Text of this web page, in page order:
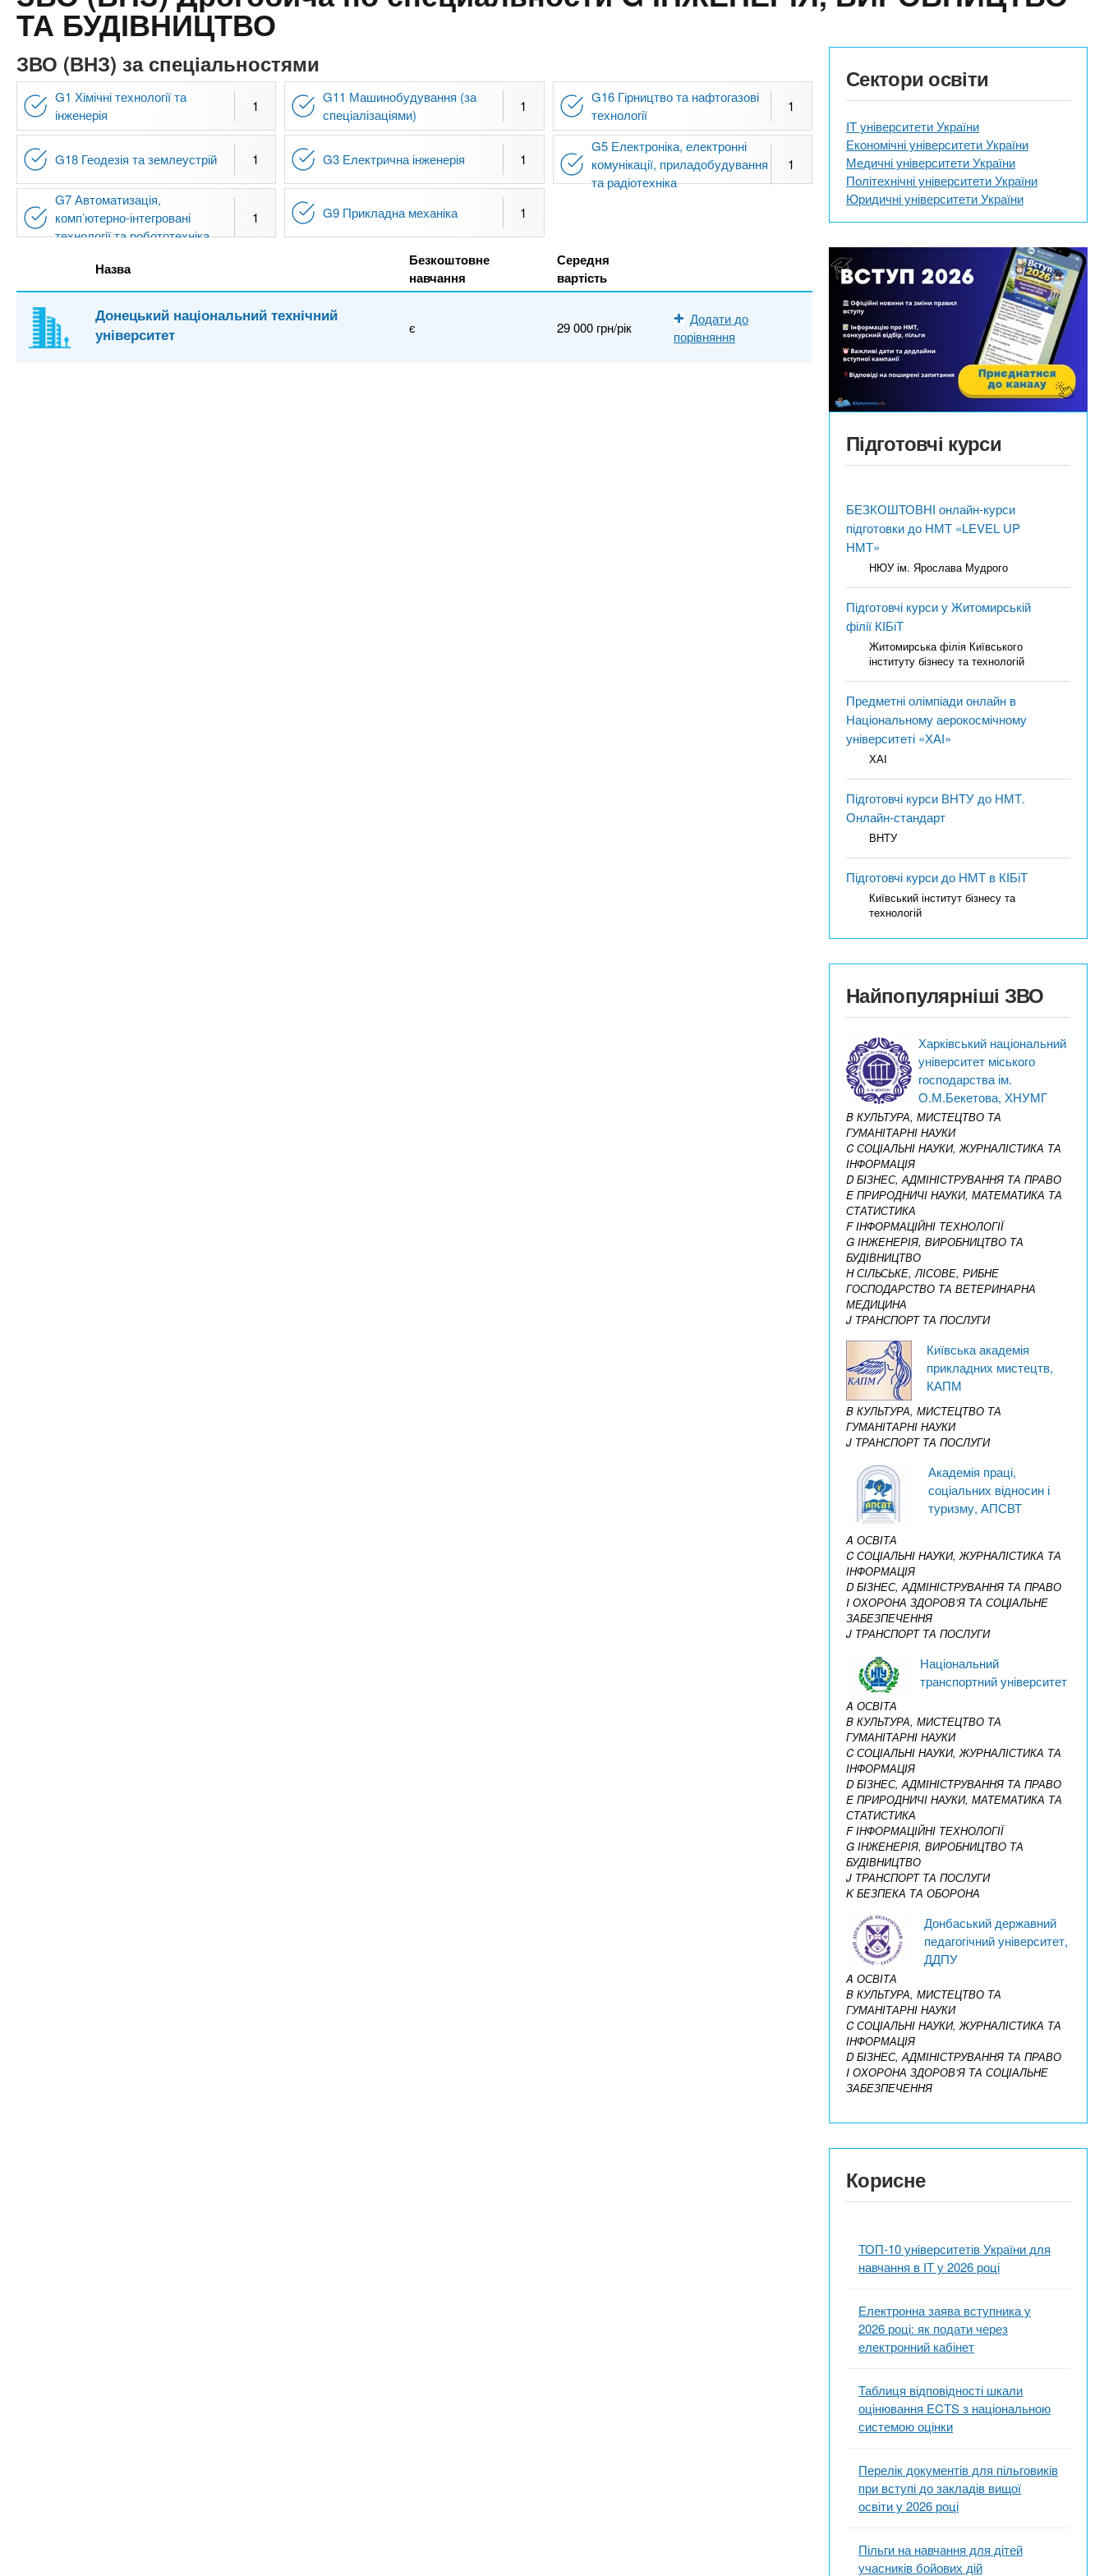
n
t
s
.
i
n
f
o
и
х
з
а
к
л
а
д
і
в
ТА БУДІВНИЦТВО
ЗВО (ВНЗ) за спеціальностями
G1 Хімічні технології та
інженерія
1
G11 Машинобудування (за
спеціалізаціями)
1
G16 Гірництво та нафтогазові
технології
1
G18 Геодезія та землеустрій 1 G3 Електрична інженерія 1
G5 Електроніка, електронні
комунікації, приладобудування
та радіотехніка
1
G7 Автоматизація,
комп’ютерно-інтегровані
технології та робототехніка
1 G9 Прикладна механіка 1
Назва
Безкоштовне
навчання
Середня
вартість
Донецький національний технічний
університет
є 29 000 грн/рік
Додати до
порівняння
Сектори освіти
IT університети України
Економічні університети України
Медичні університети України
Політехнічні університети України
Юридичні університети України
Підготовчі курси
БЕЗКОШТОВНІ онлайн-курси
підготовки до НМТ «LEVEL UP
НМТ»
НЮУ ім. Ярослава Мудрого
Підготовчі курси у Житомирській
філії КІБіТ
Житомирська філія Київського
інституту бізнесу та технологій
Предметні олімпіади онлайн в
Національному аерокосмічному
університеті «ХАІ»
ХАІ
Підготовчі курси ВНТУ до НМТ.
Онлайн-стандарт
ВНТУ
Підготовчі курси до НМТ в КІБіТ
Київський інститут бізнесу та
технологій
Найпопулярніші ЗВО
Харківський національний
університет міського
господарства ім.
О.М.Бекетова, ХНУМГ
B КУЛЬТУРА, МИСТЕЦТВО ТА
ГУМАНІТАРНІ НАУКИ
C СОЦІАЛЬНІ НАУКИ, ЖУРНАЛІСТИКА ТА
ІНФОРМАЦІЯ
D БІЗНЕС, АДМІНІСТРУВАННЯ ТА ПРАВО
E ПРИРОДНИЧІ НАУКИ, МАТЕМАТИКА ТА
СТАТИСТИКА
F ІНФОРМАЦІЙНІ ТЕХНОЛОГІЇ
G ІНЖЕНЕРІЯ, ВИРОБНИЦТВО ТА
БУДІВНИЦТВО
H СІЛЬСЬКЕ, ЛІСОВЕ, РИБНЕ
ГОСПОДАРСТВО ТА ВЕТЕРИНАРНА
МЕДИЦИНА
J ТРАНСПОРТ ТА ПОСЛУГИ
Київська академія
прикладних мистецтв,
КАПМ
B КУЛЬТУРА, МИСТЕЦТВО ТА
ГУМАНІТАРНІ НАУКИ
J ТРАНСПОРТ ТА ПОСЛУГИ
Академія праці,
соціальних відносин і
туризму, АПСВТ
A ОСВІТА
C СОЦІАЛЬНІ НАУКИ, ЖУРНАЛІСТИКА ТА
ІНФОРМАЦІЯ
D БІЗНЕС, АДМІНІСТРУВАННЯ ТА ПРАВО
I ОХОРОНА ЗДОРОВ’Я ТА СОЦІАЛЬНЕ
ЗАБЕЗПЕЧЕННЯ
J ТРАНСПОРТ ТА ПОСЛУГИ
Національний
транспортний університет
A ОСВІТА
B КУЛЬТУРА, МИСТЕЦТВО ТА
ГУМАНІТАРНІ НАУКИ
C СОЦІАЛЬНІ НАУКИ, ЖУРНАЛІСТИКА ТА
ІНФОРМАЦІЯ
D БІЗНЕС, АДМІНІСТРУВАННЯ ТА ПРАВО
E ПРИРОДНИЧІ НАУКИ, МАТЕМАТИКА ТА
СТАТИСТИКА
F ІНФОРМАЦІЙНІ ТЕХНОЛОГІЇ
G ІНЖЕНЕРІЯ, ВИРОБНИЦТВО ТА
БУДІВНИЦТВО
J ТРАНСПОРТ ТА ПОСЛУГИ
K БЕЗПЕКА ТА ОБОРОНА
Донбаський державний
педагогічний університет,
ДДПУ
A ОСВІТА
B КУЛЬТУРА, МИСТЕЦТВО ТА
ГУМАНІТАРНІ НАУКИ
C СОЦІАЛЬНІ НАУКИ, ЖУРНАЛІСТИКА ТА
ІНФОРМАЦІЯ
D БІЗНЕС, АДМІНІСТРУВАННЯ ТА ПРАВО
I ОХОРОНА ЗДОРОВ’Я ТА СОЦІАЛЬНЕ
ЗАБЕЗПЕЧЕННЯ
Корисне
ТОП-10 університетів України для
навчання в ІТ у 2026 році
Електронна заява вступника у
2026 році: як подати через
електронний кабінет
Таблиця відповідності шкали
оцінювання ECTS з національною
системою оцінки
Перелік документів для пільговиків
при вступі до закладів вищої
освіти у 2026 році
Пільги на навчання для дітей
учасників бойових дій